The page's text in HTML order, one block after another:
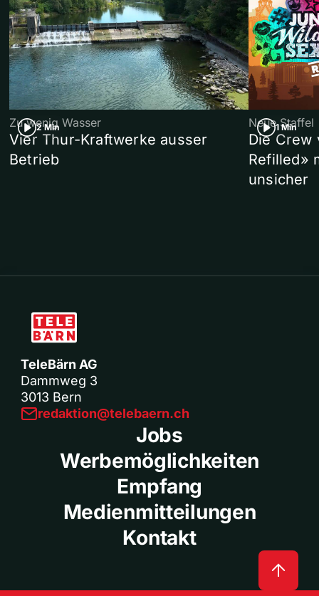
2 Min
Zu wenig Wasser
Vier Thur-Kraftwerke ausser
Betrieb
1 Min
Neue Staffel
Die Crew
Refilled»
unsicher
TeleBärn AG
Dammweg 3
3013 Bern
redaktion@telebaern.ch
Jobs
Werbemöglichkeiten
Empfang
Medienmitteilungen
Kontakt